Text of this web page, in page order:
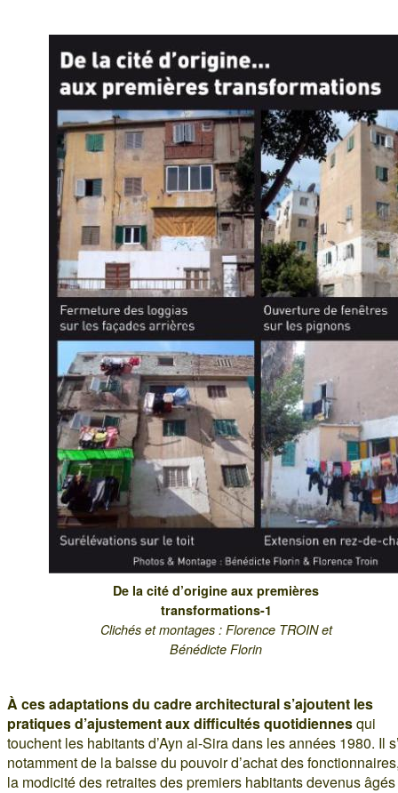
De la cité d’origine aux premières
transformations-1
Clichés et montages : Florence TROIN et
Bénédicte Florin
À ces adaptations du cadre architectural s’ajoutent les
pratiques d’ajustement aux difficultés quotidiennesqui
touchent les habitants d’Ayn al-Sira dans les années 1980. Il
notamment de la baisse du pouvoir d’achat des
la modicité des retraites des premiers habitants devenus